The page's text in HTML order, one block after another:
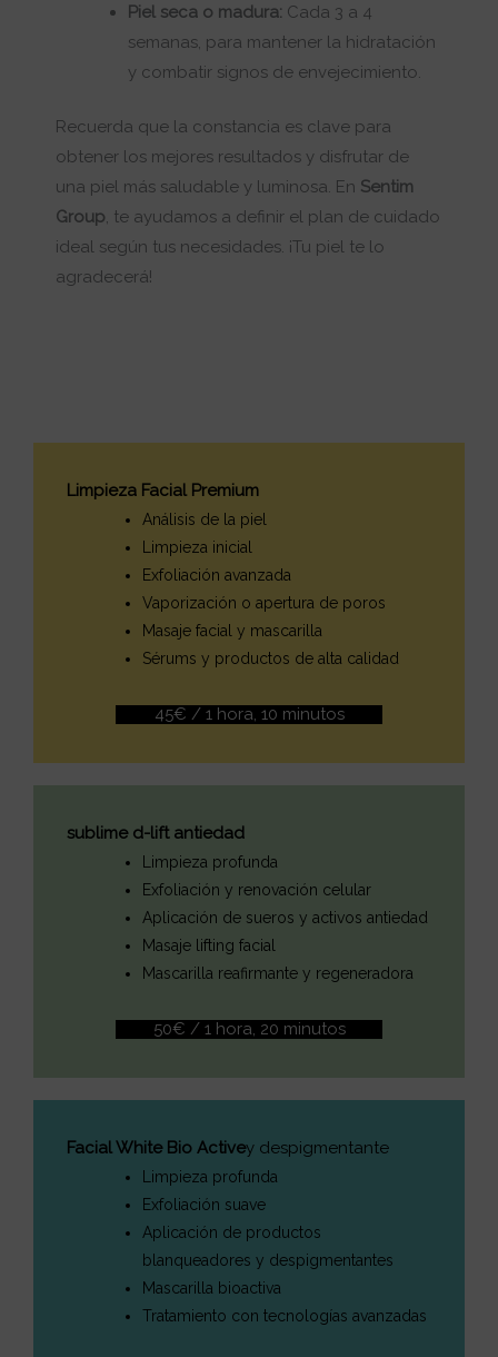
Piel seca o madura: Cada 3 a 4
semanas, para mantener la hidratación
y combatir signos de envejecimiento.
Recuerda que la constancia es clave para
obtener los mejores resultados y disfrutar de
una piel más saludable y luminosa. En Sentim
Group, te ayudamos a definir el plan de cuidado
ideal según tus necesidades. ¡Tu piel te lo
agradecerá!
Limpieza Facial Premium
Análisis de la piel
Limpieza inicial
Exfoliación avanzada
Vaporización o apertura de poros
Masaje facial y mascarilla
Sérums y productos de alta calidad
45€ / 1 hora, 10 minutos
sublime d-lift antiedad
Limpieza profunda
Exfoliación y renovación celular
Aplicación de sueros y activos antiedad
Masaje lifting facial
Mascarilla reafirmante y regeneradora
50€ / 1 hora, 20 minutos
Facial White Bio Activey despigmentante
Limpieza profunda
Exfoliación suave
Aplicación de productos
blanqueadores y despigmentantes
Mascarilla bioactiva
Tratamiento con tecnologías avanzadas